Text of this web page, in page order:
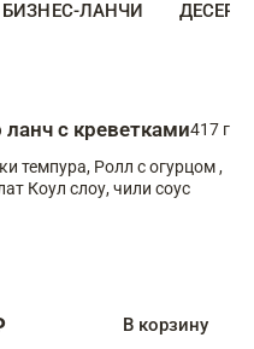
БИЗНЕС-ЛАНЧИ ДЕСЕРТЫ
ланч с креветками417 г
темпура, Ролл с огурцом ,
Коул слоу, чили соус
В корзину